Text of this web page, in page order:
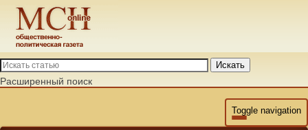
Искать
Расширенный поиск
Toggle navigation